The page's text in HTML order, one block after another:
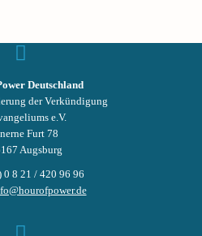
Deutschland
der Verkündigung
e.V.
Furt 78
Augsburg
0 8 21 / 420 96 96